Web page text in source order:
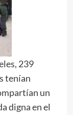
239
tenían
un
digna en el